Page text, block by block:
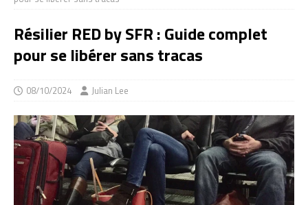
Résilier RED by SFR : Guide complet
pour se libérer sans tracas
08/10/2024 Julian Lee